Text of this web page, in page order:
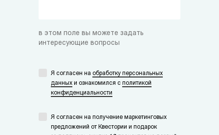
в этом поле вы можете задать
интересующие вопросы
Я согласен на обработку персональных
данных и ознакомился с политикой
конфиденциальности
Я согласен на получение маркетинговых
предложений от Квестории и подарок